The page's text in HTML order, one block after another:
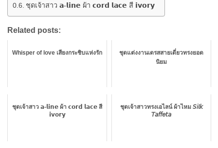
ชุดเจ้าสาว 𝗮-𝗹𝗶𝗻𝗲 ผ้า 𝗰𝗼𝗿𝗱 𝗹𝗮𝗰𝗲 สี 𝗶𝘃𝗼𝗿𝘆
Related posts:
Whisper of love เสียงกระชิบแห่งรัก
ชุดแต่งงานเดรสสายเดี่ยวทรงยอด
นิยม
ชุดเจ้าสาว 𝗮-𝗹𝗶𝗻𝗲 ผ้า 𝗰𝗼𝗿𝗱 𝗹𝗮𝗰𝗲 สี
𝗶𝘃𝗼𝗿𝘆
ชุดเจ้าสาวทรงเอไลน์ ผ้าไหม 𝘚𝘪𝘭𝘬
𝘛𝘢𝘧𝘧𝘦𝘵𝘢